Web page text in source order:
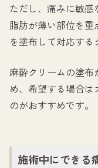
ただし、痛みに敏
脂肪が薄い部位を
を塗布して対応する
麻酔クリームの塗布
め、希望する場合は
のがおすすめです。
施術中にできる